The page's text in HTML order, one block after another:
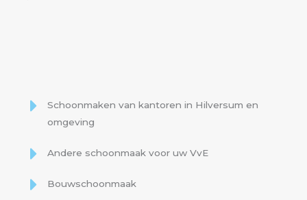
Schoonmaken van kantoren in Hilversum en
omgeving
Andere schoonmaak voor uw VvE
Bouwschoonmaak